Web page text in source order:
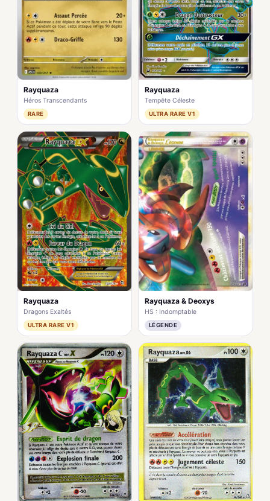
Rayquaza
Héros Transcendants
RARE
Rayquaza
Tempête Céleste
ULTRA RARE V1
Rayquaza
Dragons Exaltés
ULTRA RARE V1
Rayquaza & Deoxys
HS : Indomptable
LÉGENDE